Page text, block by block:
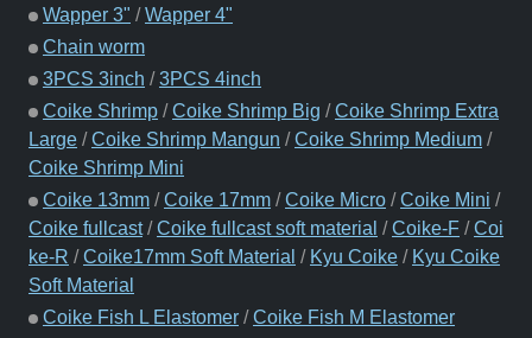
Wapper 3" /Wapper 4"
Chain worm
3PCS 3inch /3PCS 4inch
Coike Shrimp /Coike Shrimp Big /Coike Shrimp Extra
Large /Coike Shrimp Mangun /Coike Shrimp Medium /
Coike Shrimp Mini
Coike 13mm /Coike 17mm /Coike Micro /Coike Mini /
Coike fullcast/Coike fullcast soft material /Coike-F /Coi
ke-R /Coike17mm Soft Material / Kyu Coike / Kyu Coike
Soft Material
Coike Fish L Elastomer /Coike Fish M Elastomer